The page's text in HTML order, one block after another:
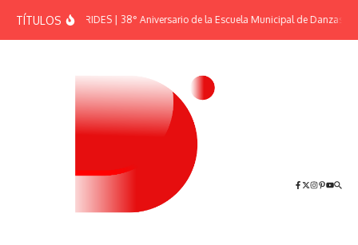
TÍTULOSEFEMÉRIDES | 38° Aniversario de la Escuela Municipal de Danzas “El